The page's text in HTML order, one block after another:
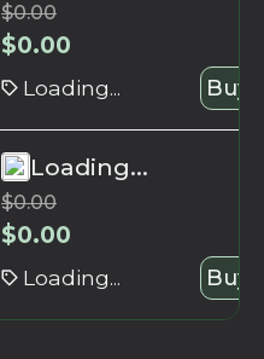
$0.00
$0.00
Loading... Buy
Loading...
$0.00
$0.00
Loading... Buy